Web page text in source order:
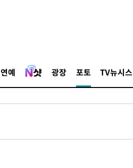
연예 광장 포토 TV뉴시스